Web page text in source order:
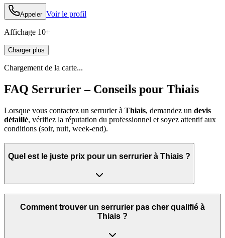
Appeler Voir le profil
Affichage 10+
Charger plus
Chargement de la carte...
FAQ Serrurier – Conseils pour Thiais
Lorsque vous contactez un serrurier à Thiais, demandez un devis
détaillé, vérifiez la réputation du professionnel et soyez attentif aux
conditions (soir, nuit, week‑end).
Quel est le juste prix pour un serrurier à Thiais ?
Comment trouver un serrurier pas cher qualifié à
Thiais ?